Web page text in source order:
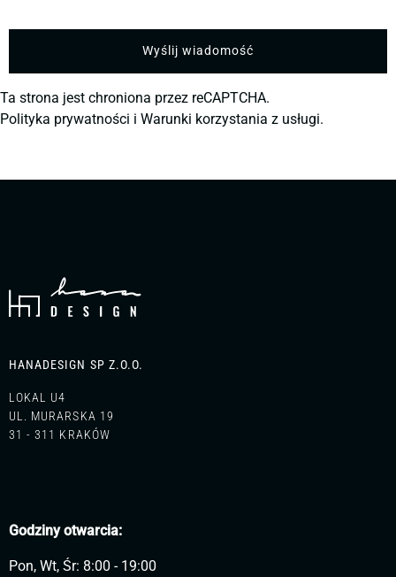
Ta strona jest chroniona przez reCAPTCHA.
Polityka prywatności i Warunki korzystania z usługi.
HANADESIGN SP Z.O.O.
LOKAL U4
UL. MURARSKA 19
31 - 311 KRAKÓW
Godziny otwarcia:
Pon, Wt, Śr: 8:00 - 19:00